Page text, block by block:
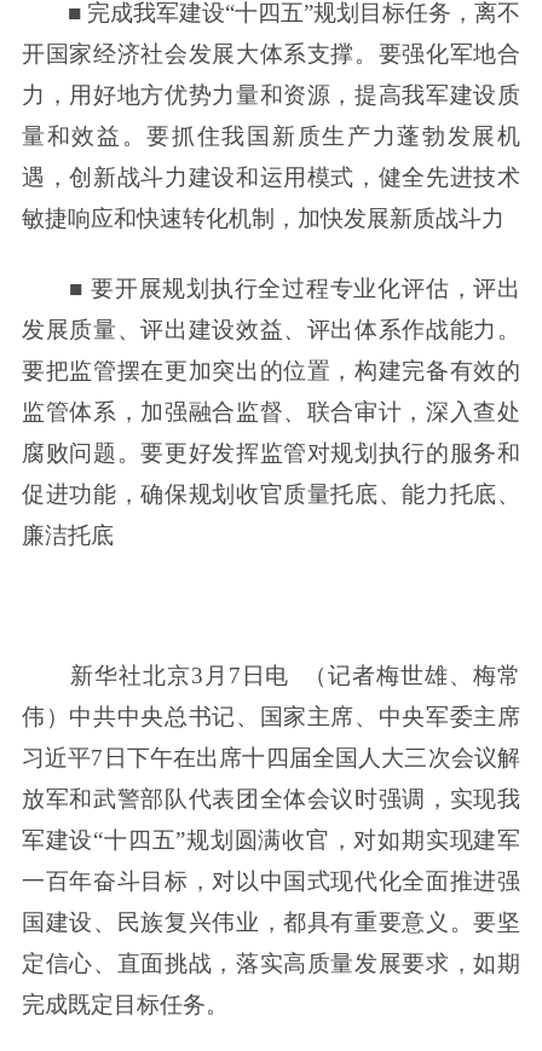
■ 完成我军建设“十四五”规划目标任务，离不
开国家经济社会发展大体系支撑。要强化军地合
力，用好地方优势力量和资源，提高我军建设质
量和效益。要抓住我国新质生产力蓬勃发展机
遇，创新战斗力建设和运用模式，健全先进技术
敏捷响应和快速转化机制，加快发展新质战斗力
■ 要开展规划执行全过程专业化评估，评出
发展质量、评出建设效益、评出体系作战能力。
要把监管摆在更加突出的位置，构建完备有效的
监管体系，加强融合监督、联合审计，深入查处
腐败问题。要更好发挥监管对规划执行的服务和
促进功能，确保规划收官质量托底、能力托底、
廉洁托底
新华社北京3月7日电 （记者梅世雄、梅常
伟）中共中央总书记、国家主席、中央军委主席
习近平7日下午在出席十四届全国人大三次会议解
放军和武警部队代表团全体会议时强调，实现我
军建设“十四五”规划圆满收官，对如期实现建军
一百年奋斗目标，对以中国式现代化全面推进强
国建设、民族复兴伟业，都具有重要意义。要坚
定信心、直面挑战，落实高质量发展要求，如期
完成既定目标任务。